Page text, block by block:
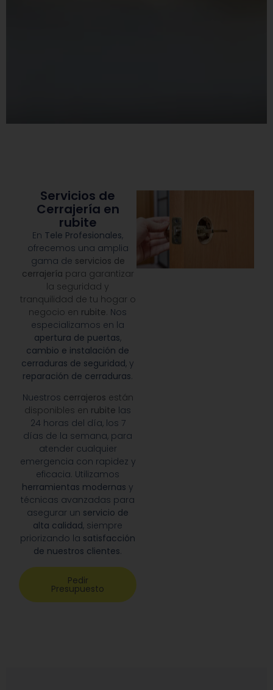
Servicios de
Cerrajería en
rubite
En Tele Profesionales,
ofrecemos una amplia
gama de servicios de
cerrajería para garantizar
la seguridad y
tranquilidad de tu hogar o
negocio en rubite. Nos
especializamos en la
apertura de puertas,
cambio e instalación de
cerraduras de seguridad, y
reparación de cerraduras.
Nuestros cerrajeros están
disponibles en rubite las
24 horas del día, los 7
días de la semana, para
atender cualquier
emergencia con rapidez y
eficacia. Utilizamos
herramientas modernas y
técnicas avanzadas para
asegurar un servicio de
alta calidad, siempre
priorizando la satisfacción
de nuestros clientes.
Pedir
Presupuesto